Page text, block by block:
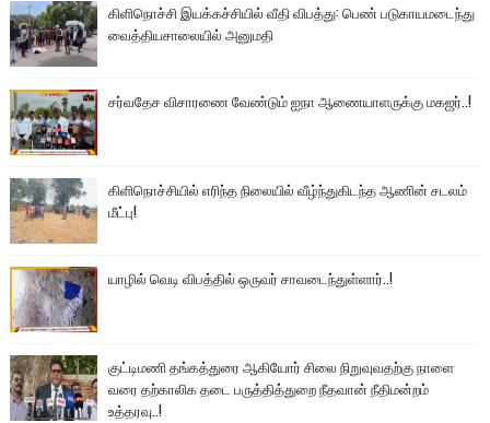
கிளிநொச்சி இயக்கச்சியில் வீதி விபத்து: பெண் படுகாயமடைந்து
வைத்தியசாலையில் அனுமதி
சர்வதேச விசாரணை வேண்டும் ஐநா ஆணையாளருக்கு மகஜர்..!
கிளிநொச்சியில் எரிந்த நிலையில் வீழ்ந்துகிடந்த ஆணின் சடலம்
மீட்பு!
யாழில் வெடி விபத்தில் ஒருவர் சாவடைந்துள்ளார்..!
குட்டிமணி தங்கத்துரை ஆகியோர் சிலை நிறுவுவதற்கு நாளை
வரை தற்காலிக தடை பருத்தித்துறை நீதவான் நீதிமன்றம்
உத்தரவு..!